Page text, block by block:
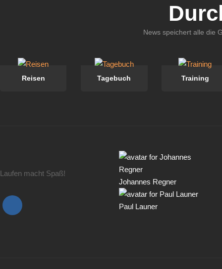
News speichert alle die
Reisen Tagebuch Training
Laufen macht Spaß!
Johannes Regner
Paul Launer